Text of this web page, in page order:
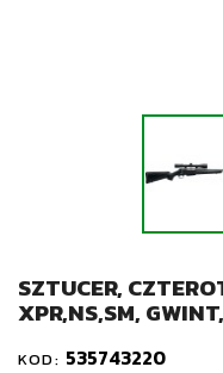
SZTUCER,
XPR,NS,SM,
KOD: 535743220